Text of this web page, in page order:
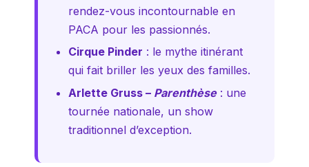
rendez-vous incontournable en
PACA pour les passionnés.
Cirque Pinder : le mythe itinérant
qui fait briller les yeux des familles.
Arlette Gruss – Parenthèse: une
tournée nationale, un show
traditionnel d’exception.